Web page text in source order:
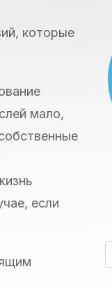
которые
мало,
если